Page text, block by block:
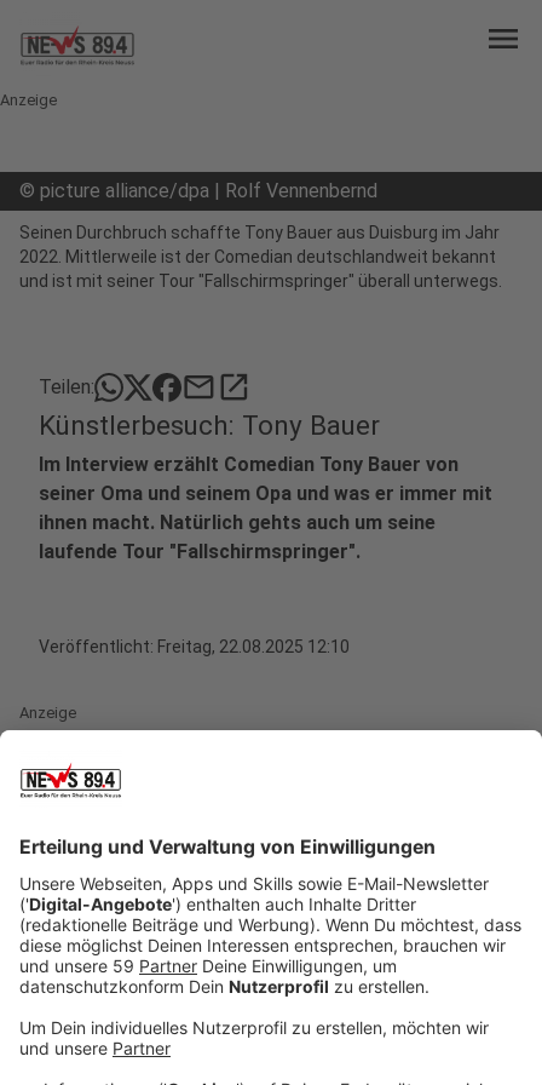
menu
Anzeige
© picture alliance/dpa | Rolf Vennenbernd
Seinen Durchbruch schaffte Tony Bauer aus Duisburg im Jahr
2022. Mittlerweile ist der Comedian deutschlandweit bekannt
und ist mit seiner Tour "Fallschirmspringer" überall unterwegs.
Teilen: mailopen_in_new
Künstlerbesuch: Tony Bauer
Im Interview erzählt Comedian Tony Bauer von
seiner Oma und seinem Opa und was er immer mit
ihnen macht. Natürlich gehts auch um seine
laufende Tour "Fallschirmspringer".
Veröffentlicht: Freitag, 22.08.2025 12:10
Anzeige